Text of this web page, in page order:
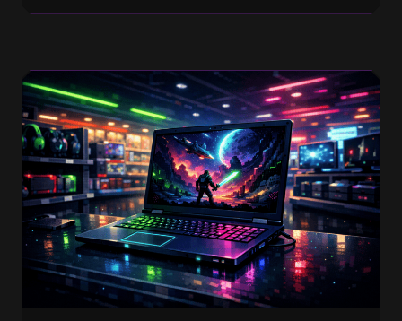
Konkurrenten gnadenlos an die Wand. Du